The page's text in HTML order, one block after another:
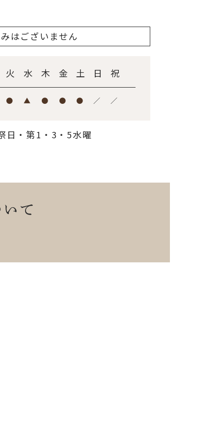
はございません
火 水 木 金 土 日 祝
● ▲ ● ● ● ／ ／
日・第1・3・5水曜
て